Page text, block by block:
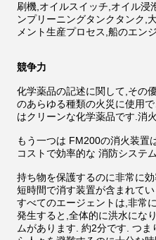
刷機,オイルスイッチ,オイル浸
ンプリーニングタンクタンク,
メント生産プロセス,船のエン
競争力
化学薬品の記述に関して,その
のあらゆる種類の火災に使用
はクリーンな化学薬品です.消
もう一つは FM200の消火装置
コストで効率的な 消防システ
持ち物を保護するのに非常に
短時間で消す装置が含まれて
すべてのエージェントは,非常
発生すると,全体的に洪水にな
ムがあります. 約2分です. つ